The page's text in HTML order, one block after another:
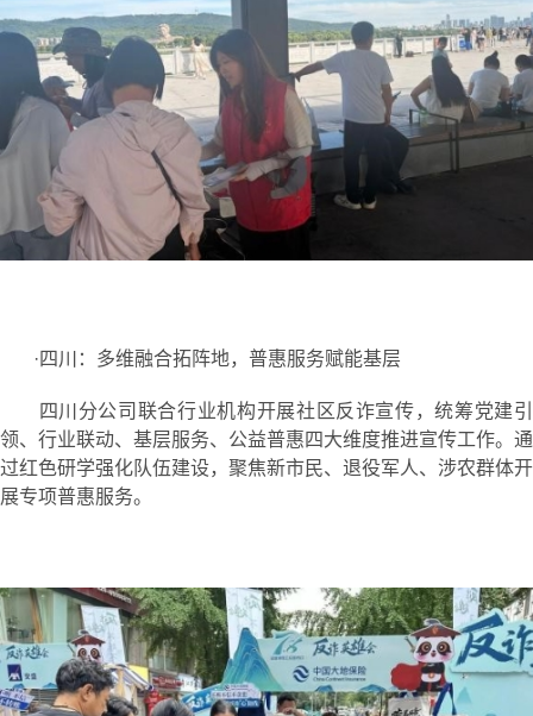
·四川：多维融合拓阵地，普惠服务赋能基层
四川分公司联合行业机构开展社区反诈宣传，统筹党建引
领、行业联动、基层服务、公益普惠四大维度推进宣传工作。通
过红色研学强化队伍建设，聚焦新市民、退役军人、涉农群体开
展专项普惠服务。